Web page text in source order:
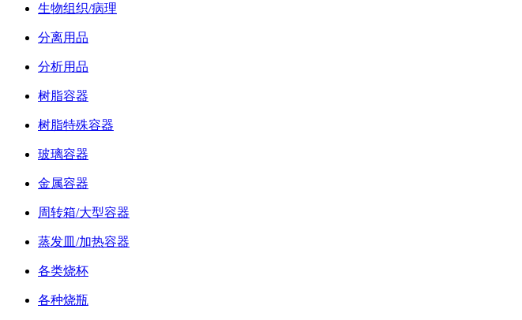
生物组织/病理
分离用品
分析用品
树脂容器
树脂特殊容器
玻璃容器
金属容器
周转箱/大型容器
蒸发皿/加热容器
各类烧杯
各种烧瓶